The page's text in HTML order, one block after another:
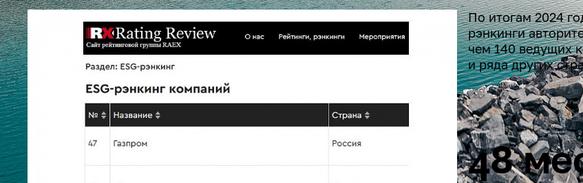
По итогам 2024
рэнкинги
чем 140 ведущих
и ряда других
48